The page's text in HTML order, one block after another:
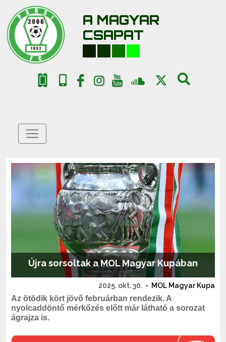
A MAGYAR
CSAPAT
Újra sorsoltak a MOL Magyar Kupában
2025. okt. 30. - MOL Magyar Kupa
Az ötödik kört jövő februárban rendezik. A
nyolcaddöntő mérkőzés előtt már látható a sorozat
ágrajza is.